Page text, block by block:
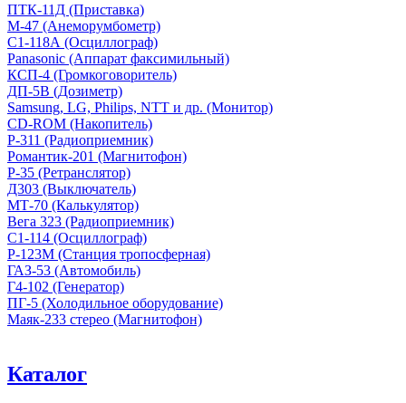
ПТК-11Д (Приставка)
М-47 (Анеморумбометр)
С1-118А (Осциллограф)
Panasonic (Аппарат факсимильный)
КСП-4 (Громкоговоритель)
ДП-5В (Дозиметр)
Samsung, LG, Philips, NTT и др. (Монитор)
CD-ROM (Накопитель)
Р-311 (Радиоприемник)
Романтик-201 (Магнитофон)
Р-35 (Ретранслятор)
Д303 (Выключатель)
МТ-70 (Калькулятор)
Вега 323 (Радиоприемник)
С1-114 (Осциллограф)
Р-123М (Станция тропосферная)
ГАЗ-53 (Автомобиль)
Г4-102 (Генератор)
ПГ-5 (Холодильное оборудование)
Маяк-233 стерео (Магнитофон)
Каталог